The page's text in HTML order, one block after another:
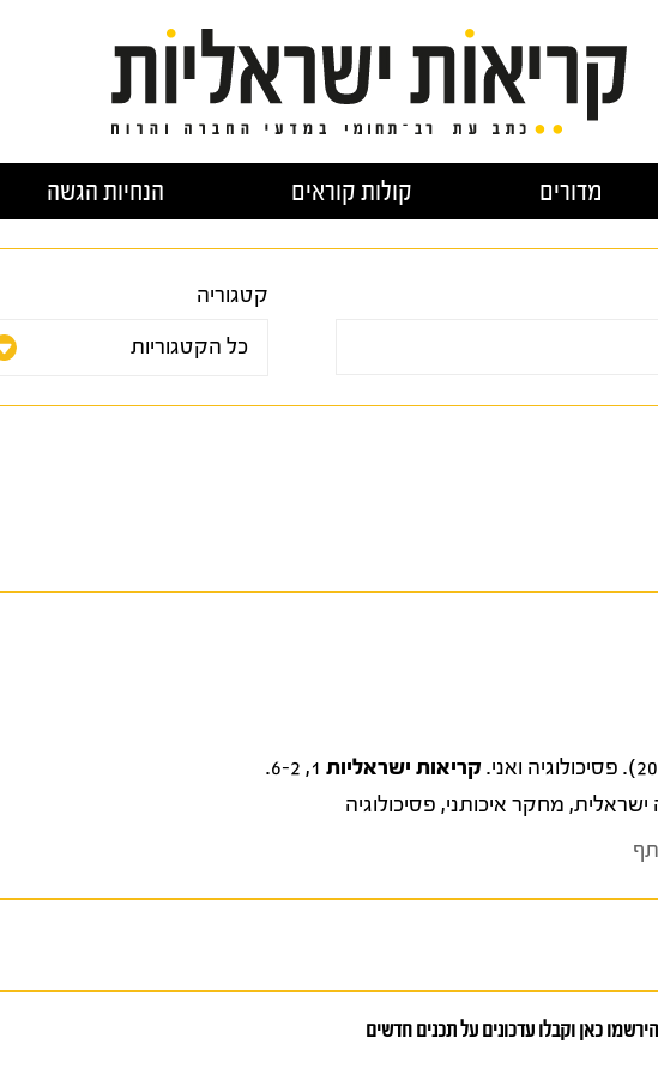
מדורים קולות קוראים הנחיות הגשה
קטגוריה
קריאות ישראליות
ישראלית, מחקר איכותני, פסיכולוגיה
הירשמו כאן וקבלו עדכונים על תכנים חדשים